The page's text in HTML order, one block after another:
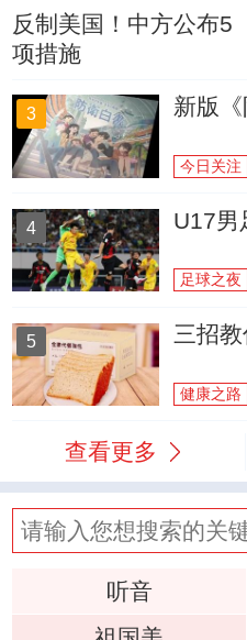
反制美国！中方公布5
项措施
3 新版
今日关注
4 U17男
足球之夜
5 三招
健康之路
查看更多
听音